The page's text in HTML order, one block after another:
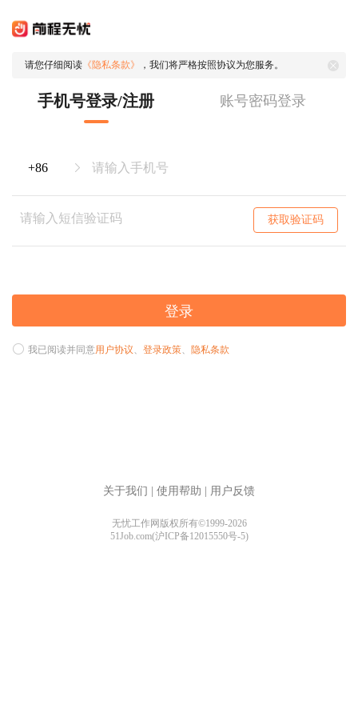
请您仔细阅读 《隐私条款》 ，我们将严格按照协议为您服务。
手机号登录/注册 账号密码登录
获取验证码
登录
我已阅读并同意用户协议、 登录政策、 隐私条款
关于我们 使用帮助 用户反馈
无忧工作网版权所有©1999-2026
51Job.com(沪ICP备12015550号-5)